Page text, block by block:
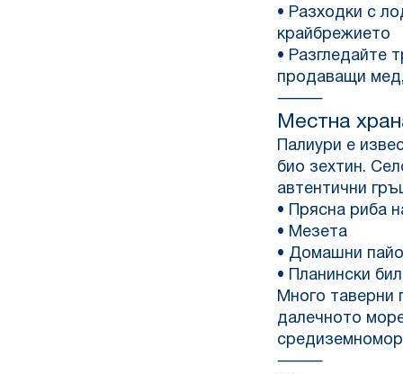
• Разходки с
крайбрежието
• Разгледайте
продаващи
⸻
Местна
Палиури е
био зехтин.
автентични
• Прясна риба
• Мезета
• Домашни
• Планински
Много таверни
далечното
⸻